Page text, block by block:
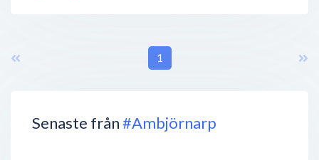
Senaste från#Ambjörnarp
1